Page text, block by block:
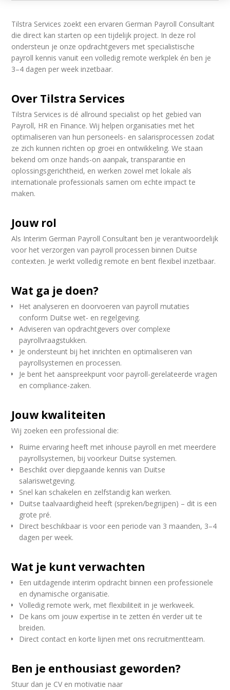
Tilstra Services zoekt een ervaren German Payroll Consultant
die direct kan starten op een tijdelijk project. In deze rol
ondersteun je onze opdrachtgevers met specialistische
payroll kennis vanuit een volledig remote werkplek én ben je
3–4 dagen per week inzetbaar.
Over Tilstra Services
Tilstra Services is dé allround specialist op het gebied van
Payroll, HR en Finance. Wij helpen organisaties met het
optimaliseren van hun personeels- en salarisprocessen zodat
ze zich kunnen richten op groei en ontwikkeling. We staan
bekend om onze hands-on aanpak, transparantie en
oplossingsgerichtheid, en werken zowel met lokale als
internationale professionals samen om echte impact te
maken.
Jouw rol
Als Interim German Payroll Consultant ben je verantwoordelijk
voor het verzorgen van payroll processen binnen Duitse
contexten. Je werkt volledig remote en bent flexibel inzetbaar.
Wat ga je doen?
Het analyseren en doorvoeren van payroll mutaties
conform Duitse wet- en regelgeving.
Adviseren van opdrachtgevers over complexe
payrollvraagstukken.
Je ondersteunt bij het inrichten en optimaliseren van
payrollsystemen en processen.
Je bent het aanspreekpunt voor payroll-gerelateerde vragen
en compliance-zaken.
Jouw kwaliteiten
Wij zoeken een professional die:
Ruime ervaring heeft met inhouse payroll en met meerdere
payrollsystemen, bij voorkeur Duitse systemen.
Beschikt over diepgaande kennis van Duitse
salariswetgeving.
Snel kan schakelen en zelfstandig kan werken.
Duitse taalvaardigheid heeft (spreken/begrijpen) – dit is een
grote pré.
Direct beschikbaar is voor een periode van 3 maanden, 3–4
dagen per week.
Wat je kunt verwachten
Een uitdagende interim opdracht binnen een professionele
en dynamische organisatie.
Volledig remote werk, met flexibiliteit in je werkweek.
De kans om jouw expertise in te zetten én verder uit te
breiden.
Direct contact en korte lijnen met ons recruitmentteam.
Ben je enthousiast geworden?
Stuur dan je CV en motivatie naar